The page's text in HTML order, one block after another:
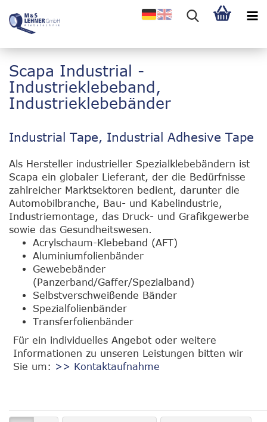
Scapa Industrial -
Industrieklebeband,
Industrieklebebänder
Industrial Tape, Industrial Adhesive Tape
Als Hersteller industrieller Spezialklebebändern ist
Scapa ein globaler Lieferant, der die Bedürfnisse
zahlreicher Marktsektoren bedient, darunter die
Automobilbranche, Bau- und Kabelindustrie,
Industriemontage, das Druck- und Grafikgewerbe
sowie das Gesundheitswesen.
Acrylschaum-Klebeband (AFT)
Aluminiumfolienbänder
Gewebebänder
(Panzerband/Gaffer/Spezialband)
Selbstverschweißende Bänder
Spezialfolienbänder
Transferfolienbänder
Für ein individuelles Angebot oder weitere
Informationen zu unseren Leistungen bitten wir
Sie um: >> Kontaktaufnahme